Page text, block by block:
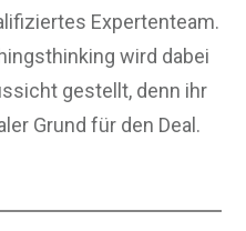
Expertenteam.
wird dabei
gestellt, denn ihr
Grund für den Deal.